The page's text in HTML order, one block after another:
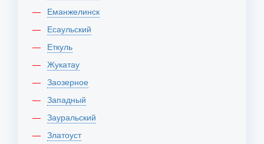
Еманжелинск
Есаульский
Еткуль
Жукатау
Заозерное
Западный
Зауральский
Златоуст